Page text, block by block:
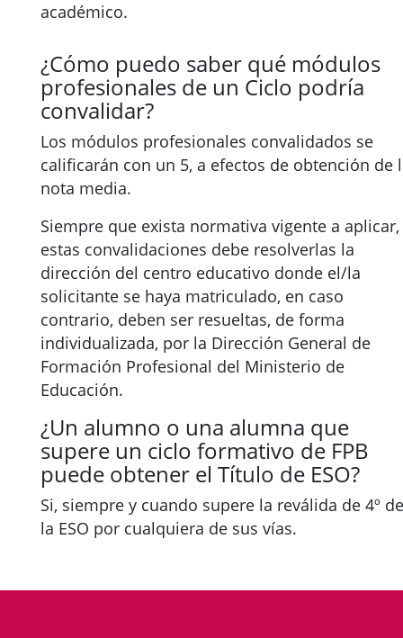
académico.
¿Cómo puedo saber qué módulos
profesionales de un Ciclo podría
convalidar?
Los módulos profesionales convalidados se
calificarán con un 5, a efectos de obtención de
nota media.
Siempre que exista normativa vigente a aplicar,
estas convalidaciones debe resolverlas la
dirección del centro educativo donde el/la
solicitante se haya matriculado, en caso
contrario, deben ser resueltas, de forma
individualizada, por la Dirección General de
Formación Profesional del Ministerio de
Educación.
¿Un alumno o una alumna que
supere un ciclo formativo de FPB
puede obtener el Título de ESO?
Si, siempre y cuando supere la reválida de 4º de
la ESO por cualquiera de sus vías.